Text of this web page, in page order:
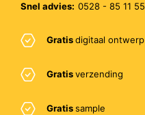
Snel advies: 0528 - 85 11 55
Gratisdigitaal ontwerp
Gratisverzending
Gratissample